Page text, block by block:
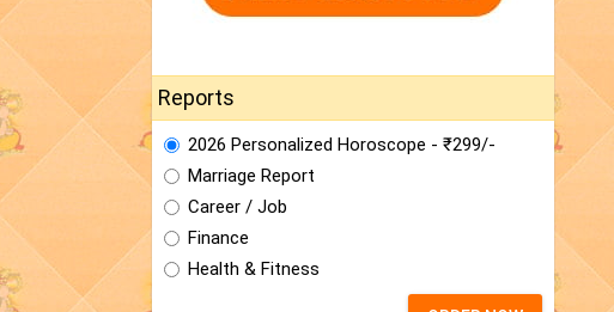
Reports
2026 Personalized Horoscope - ₹299/-
Marriage Report
Career / Job
Finance
Health & Fitness